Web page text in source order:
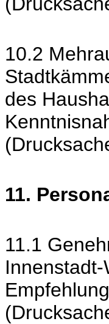
10.2
des
11.
11.1
Empfehlung